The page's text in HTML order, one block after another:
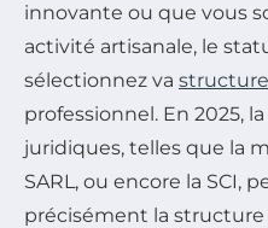
innovante ou que vous
activité artisanale, le
sélectionnez va
professionnel. En 2025,
juridiques, telles que la
SARL, ou encore la SCI,
précisément la structure